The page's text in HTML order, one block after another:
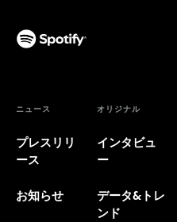
ニュース
プレスリリ
ース
お知らせ
オリジナル
インタビュ
ー
データ&トレ
ンド